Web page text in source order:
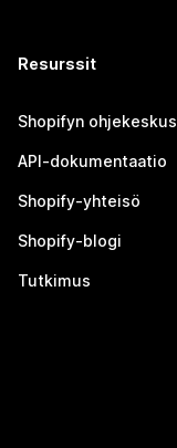
Resurssit
Shopifyn ohjekeskus
API-dokumentaatio
Shopify-yhteisö
Shopify-blogi
Tutkimus